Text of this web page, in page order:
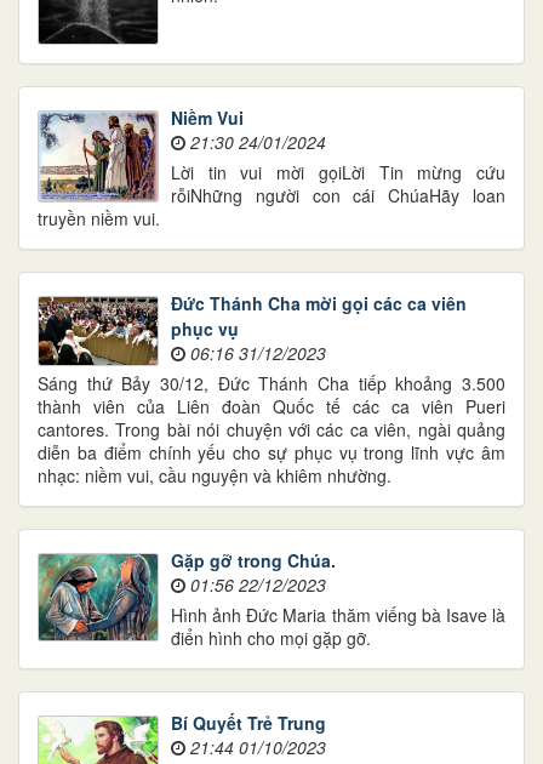
Niềm Vui
21:30 24/01/2024
Lời tin vui mời gọiLời Tin mừng cứu
rỗiNhững người con cái ChúaHãy loan
truyền niềm vui.
Đức Thánh Cha mời gọi các ca viên
phục vụ
06:16 31/12/2023
Sáng thứ Bảy 30/12, Đức Thánh Cha tiếp khoảng 3.500
thành viên của Liên đoàn Quốc tế các ca viên Pueri
cantores. Trong bài nói chuyện với các ca viên, ngài quảng
diễn ba điểm chính yếu cho sự phục vụ trong lĩnh vực âm
nhạc: niềm vui, cầu nguyện và khiêm nhường.
Gặp gỡ trong Chúa.
01:56 22/12/2023
Hình ảnh Đức Maria thăm viếng bà Isave là
điển hình cho mọi gặp gỡ.
Bí Quyết Trẻ Trung
21:44 01/10/2023